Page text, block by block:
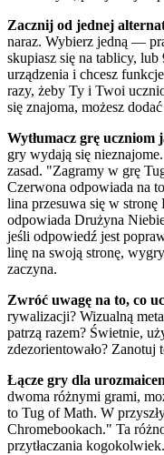
Zacznij od jednej
naraz. Wybierz jedną —
skupiasz się na tablicy,
urządzenia i chcesz
razy, żeby Ty i Twoi
się znajoma, możesz
Wytłumacz grę uczniom
gry wydają się
zasad. "Zagramy w grę
Czerwona odpowiada na
lina przesuwa się w
odpowiada Drużyna
jeśli odpowiedź jest
linę na swoją stronę,
zaczyna.
Zwróć uwagę na to, co
rywalizacji? Wizualną
patrzą razem? Świetnie,
zdezorientowało? Zanotuj
Łącze gry dla
dwoma różnymi grami,
to Tug of Math. W
Chromebookach." Ta
przytłaczania kogokolwiek.